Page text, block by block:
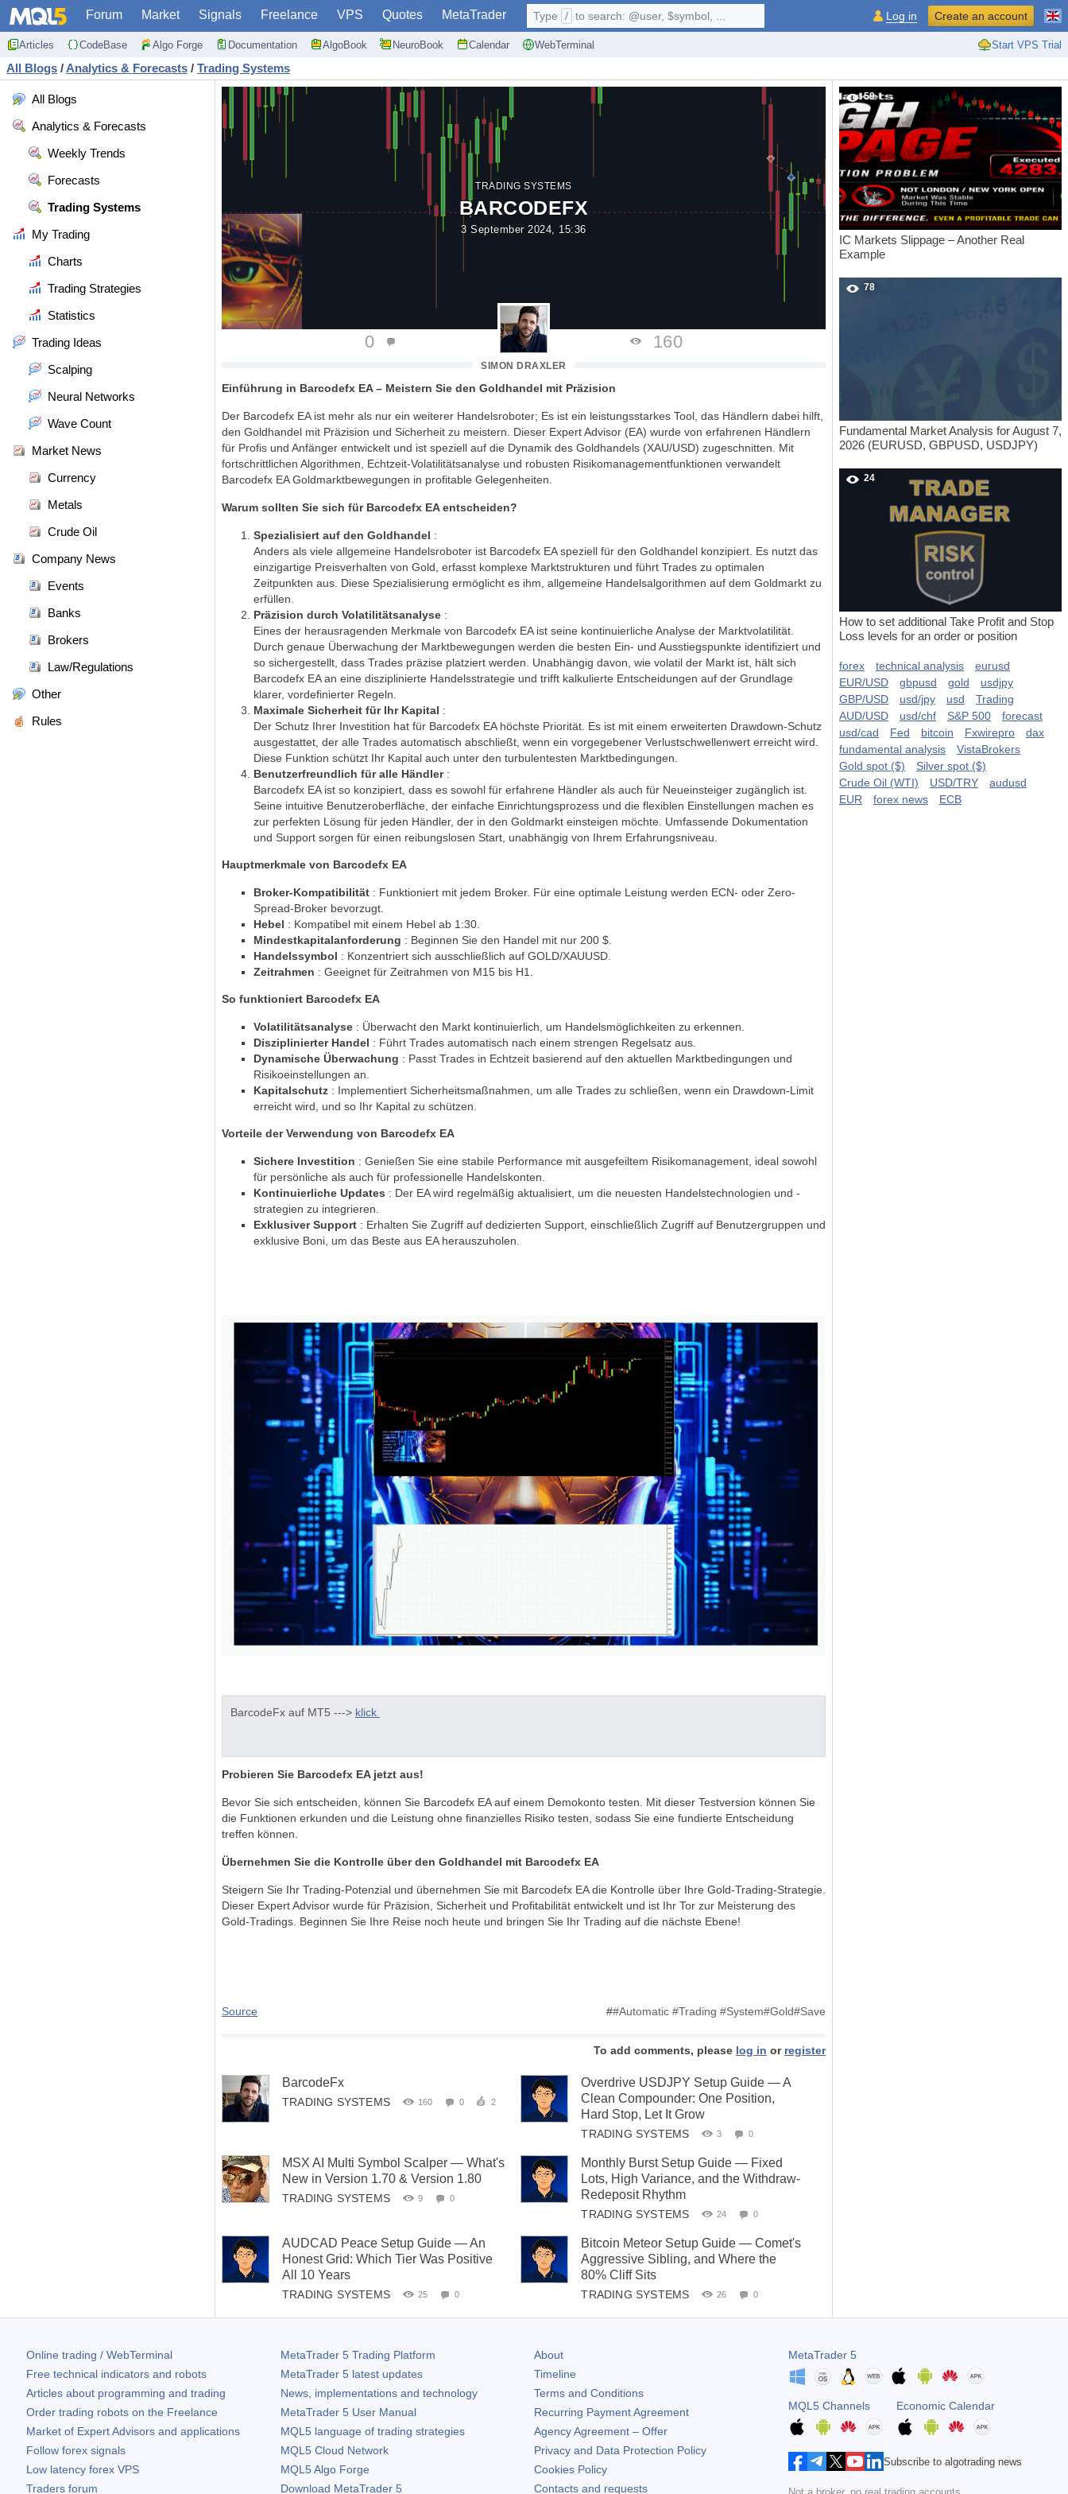
Forum Market Signals Freelance VPS Quotes MetaTrader
Articles CodeBase Algo Forge Documentation AlgoBook NeuroBook Calendar WebTerminal Start VPS Trial
Type / to search: @user, $symbol, ... Log in Create an account
All Blogs / Analytics & Forecasts / Trading Systems
All Blogs
Analytics & Forecasts
Weekly Trends
Forecasts
Trading Systems
My Trading
Charts
Trading Strategies
Statistics
Trading Ideas
Scalping
Neural Networks
Wave Count
Market News
Currency
Metals
Crude Oil
Company News
Events
Banks
Brokers
Law/Regulations
Other
Rules
TRADING SYSTEMS
BARCODEFX
3 September 2024, 15:36
SIMON DRAXLER
0 160
Einführung in Barcodefx EA – Meistern Sie den Goldhandel mit Präzision
Der Barcodefx EA ist mehr als nur ein weiterer Handelsroboter; Es ist ein leistungsstarkes Tool, das Händlern dabei hilft,
den Goldhandel mit Präzision und Sicherheit zu meistern. Dieser Expert Advisor (EA) wurde von erfahrenen Händlern
für Profis und Anfänger entwickelt und ist speziell auf die Dynamik des Goldhandels (XAU/USD) zugeschnitten. Mit
fortschrittlichen Algorithmen, Echtzeit-Volatilitätsanalyse und robusten Risikomanagementfunktionen verwandelt
Barcodefx EA Goldmarktbewegungen in profitable Gelegenheiten.
Warum sollten Sie sich für Barcodefx EA entscheiden?
Spezialisiert auf den Goldhandel :
Anders als viele allgemeine Handelsroboter ist Barcodefx EA speziell für den Goldhandel konzipiert. Es nutzt das
einzigartige Preisverhalten von Gold, erfasst komplexe Marktstrukturen und führt Trades zu optimalen
Zeitpunkten aus. Diese Spezialisierung ermöglicht es ihm, allgemeine Handelsalgorithmen auf dem Goldmarkt zu
erfüllen.
Präzision durch Volatilitätsanalyse :
Eines der herausragenden Merkmale von Barcodefx EA ist seine kontinuierliche Analyse der Marktvolatilität.
Durch genaue Überwachung der Marktbewegungen werden die besten Ein- und Ausstiegspunkte identifiziert und
so sichergestellt, dass Trades präzise platziert werden. Unabhängig davon, wie volatil der Markt ist, hält sich
Barcodefx EA an eine disziplinierte Handelsstrategie und trifft kalkulierte Entscheidungen auf der Grundlage
klarer, vordefinierter Regeln.
Maximale Sicherheit für Ihr Kapital :
Der Schutz Ihrer Investition hat für Barcodefx EA höchste Priorität. Es ist mit einem erweiterten Drawdown-Schutz
ausgestattet, der alle Trades automatisch abschließt, wenn ein vorgegebener Verlustschwellenwert erreicht wird.
Diese Funktion schützt Ihr Kapital auch unter den turbulentesten Marktbedingungen.
Benutzerfreundlich für alle Händler :
Barcodefx EA ist so konzipiert, dass es sowohl für erfahrene Händler als auch für Neueinsteiger zugänglich ist.
Seine intuitive Benutzeroberfläche, der einfache Einrichtungsprozess und die flexiblen Einstellungen machen es
zur perfekten Lösung für jeden Händler, der in den Goldmarkt einsteigen möchte. Umfassende Dokumentation
und Support sorgen für einen reibungslosen Start, unabhängig von Ihrem Erfahrungsniveau.
Hauptmerkmale von Barcodefx EA
Broker-Kompatibilität : Funktioniert mit jedem Broker. Für eine optimale Leistung werden ECN- oder Zero-
Spread-Broker bevorzugt.
Hebel : Kompatibel mit einem Hebel ab 1:30.
Mindestkapitalanforderung : Beginnen Sie den Handel mit nur 200 $.
Handelssymbol : Konzentriert sich ausschließlich auf GOLD/XAUUSD.
Zeitrahmen : Geeignet für Zeitrahmen von M15 bis H1.
So funktioniert Barcodefx EA
Volatilitätsanalyse : Überwacht den Markt kontinuierlich, um Handelsmöglichkeiten zu erkennen.
Disziplinierter Handel : Führt Trades automatisch nach einem strengen Regelsatz aus.
Dynamische Überwachung : Passt Trades in Echtzeit basierend auf den aktuellen Marktbedingungen und
Risikoeinstellungen an.
Kapitalschutz : Implementiert Sicherheitsmaßnahmen, um alle Trades zu schließen, wenn ein Drawdown-Limit
erreicht wird, und so Ihr Kapital zu schützen.
Vorteile der Verwendung von Barcodefx EA
Sichere Investition : Genießen Sie eine stabile Performance mit ausgefeiltem Risikomanagement, ideal sowohl
für persönliche als auch für professionelle Handelskonten.
Kontinuierliche Updates : Der EA wird regelmäßig aktualisiert, um die neuesten Handelstechnologien und -
strategien zu integrieren.
Exklusiver Support : Erhalten Sie Zugriff auf dedizierten Support, einschließlich Zugriff auf Benutzergruppen und
exklusive Boni, um das Beste aus EA herauszuholen.
BarcodeFx auf MT5 ---> klick
Probieren Sie Barcodefx EA jetzt aus!
Bevor Sie sich entscheiden, können Sie Barcodefx EA auf einem Demokonto testen. Mit dieser Testversion können Sie
die Funktionen erkunden und die Leistung ohne finanzielles Risiko testen, sodass Sie eine fundierte Entscheidung
treffen können.
Übernehmen Sie die Kontrolle über den Goldhandel mit Barcodefx EA
Steigern Sie Ihr Trading-Potenzial und übernehmen Sie mit Barcodefx EA die Kontrolle über Ihre Gold-Trading-Strategie.
Dieser Expert Advisor wurde für Präzision, Sicherheit und Profitabilität entwickelt und ist Ihr Tor zur Meisterung des
Gold-Tradings. Beginnen Sie Ihre Reise noch heute und bringen Sie Ihr Trading auf die nächste Ebene!
##Automatic #Trading #System#Gold#Save
Source
To add comments, please log in or register
BarcodeFx
TRADING SYSTEMS 160 0 2
Overdrive USDJPY Setup Guide — A
Clean Compounder: One Position,
Hard Stop, Let It Grow
TRADING SYSTEMS 3 0
MSX AI Multi Symbol Scalper — What's
New in Version 1.70 & Version 1.80
TRADING SYSTEMS 9 0
Monthly Burst Setup Guide — Fixed
Lots, High Variance, and the Withdraw-
Redeposit Rhythm
TRADING SYSTEMS 24 0
AUDCAD Peace Setup Guide — An
Honest Grid: Which Tier Was Positive
All 10 Years
TRADING SYSTEMS 25 0
Bitcoin Meteor Setup Guide — Comet's
Aggressive Sibling, and Where the
80% Cliff Sits
TRADING SYSTEMS 26 0
59
IC Markets Slippage – Another Real
Example
78
Fundamental Market Analysis for August 7,
2026 (EURUSD, GBPUSD, USDJPY)
24
How to set additional Take Profit and Stop
Loss levels for an order or position
forex technical analysis
eurusd
EUR/USD
gbpusd gold
usdjpy
GBP/USD
usd/jpy usd
Trading
AUD/USD
usd/chf S&P 500
forecast
usd/cad
Fed bitcoin Fxwirepro
dax
fundamental analysis
VistaBrokers
Gold spot ($)
Silver spot ($)
Crude Oil (WTI)
USD/TRY
audusd
EUR
forex news ECB
Online trading / WebTerminal
Free technical indicators and robots
Articles about programming and trading
Order trading robots on the Freelance
Market of Expert Advisors and applications
Follow forex signals
Low latency forex VPS
Traders forum
MetaTrader 5Trading Platform
MetaTrader 5latest updates
News, implementations and technology
MetaTrader 5User Manual
MQL5 language of trading strategies
MQL5 Cloud Network
MQL5 Algo Forge
Download MetaTrader 5
About
Timeline
Terms and Conditions
Recurring Payment Agreement
Agency Agreement – Offer
Privacy and Data Protection Policy
Cookies Policy
Contacts and requests
MetaTrader 5
MQL5 Channels Economic Calendar
Subscribe to algotrading news